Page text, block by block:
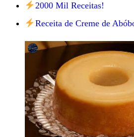
2000 Mil Receitas!
Receita de Creme de